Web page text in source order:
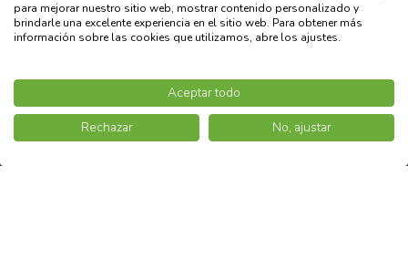
¿Necesitas ayuda?
© 2026 Copyright Askoll EVA S.p.A.
para mejorar nuestro sitio web, mostrar contenido personalizado y
brindarle una excelente experiencia en el sitio web. Para obtener más
información sobre las cookies que utilizamos, abre los ajustes.
Aceptar todo
Rechazar
No, ajustar